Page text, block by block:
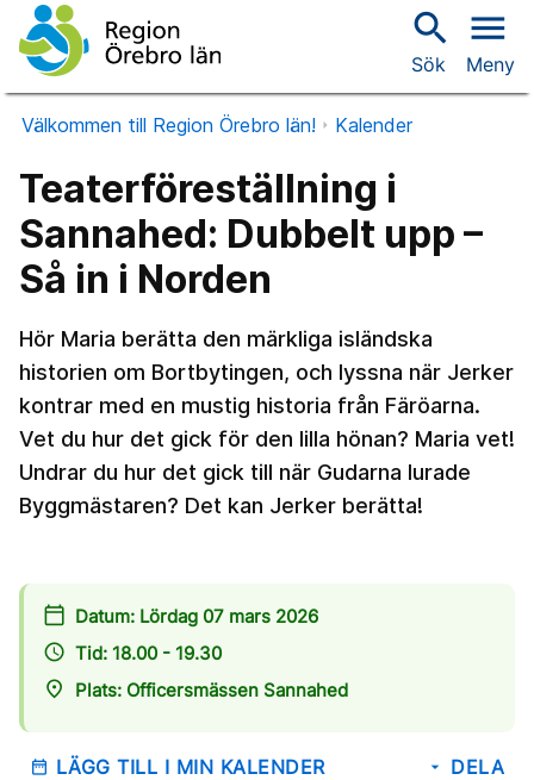
search
Sök
menu
Meny
Välkommen till Region Örebro län! Kalender
Teaterföreställning i
Sannahed: Dubbelt upp –
Så in i Norden
Hör Maria berätta den märkliga isländska
historien om Bortbytingen, och lyssna när Jerker
kontrar med en mustig historia från Färöarna.
Vet du hur det gick för den lilla hönan? Maria vet!
Undrar du hur det gick till när Gudarna lurade
Byggmästaren? Det kan Jerker berätta!
calendar_today Datum: Lördag 07 mars 2026
access_time Tid: 18.00 - 19.30
place
Plats: Officersmässen Sannahed
date_range LÄGG TILL I MIN KALENDER arrow_drop_down DELA